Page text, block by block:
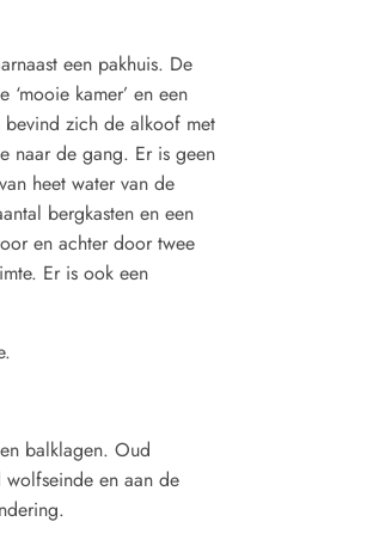
een pakhuis. De
kamer’ en een
bevind zich de alkoof met
naar de gang. Er is geen
heet water van de
bergkasten en een
en achter door twee
Er is ook een
balklagen. Oud
wolfseinde en aan de